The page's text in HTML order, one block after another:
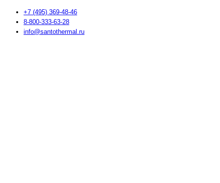
+7 (495) 369-48-46
8-800-333-63-28
info@santothermal.ru